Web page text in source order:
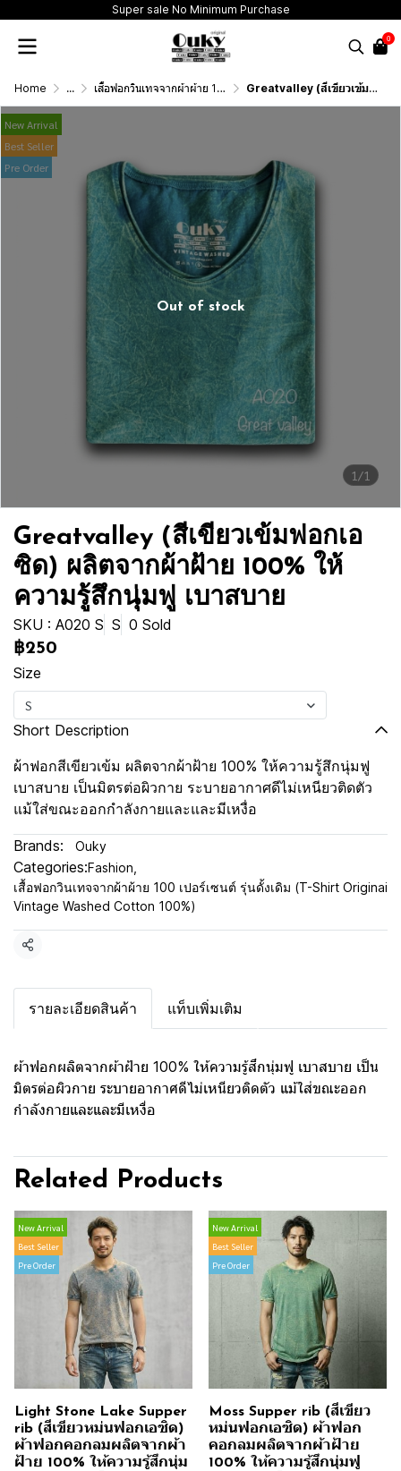
Super sale No Minimum Purchase
0
Home ... เสื้อฟอกวินเทจจากผ้าผ้าย 100 เปอร์เซนต์ รุ่นดั้งเดิม (T-Shirt Originai Vintage Washed Cotton 100%) Greatvalley (สีเขียวเข้มฟอกเอซิด) ผลิตจากผ้าฝ้าย 100% ให้ความรู้สึกนุ่มฟู เบาสบาย
1/1
New Arrival
Best Seller
Pre Order
Out of stock
Greatvalley (สีเขียวเข้มฟอกเอ
ซิด) ผลิตจากผ้าฝ้าย 100% ให้
ความรู้สึกนุ่มฟู เบาสบาย
SKU : A020 S S 0 Sold
฿250
Size
S
Short Description
ผ้าฟอกสีเขียวเข้ม ผลิตจากผ้าฝ้าย 100% ให้ความรู้สึกนุ่มฟู
เบาสบาย เป็นมิตรต่อผิวกาย ระบายอากาศดีไม่เหนียวติดตัว
แม้ใส่ขณะออกกำลังกายและและมีเหงื่อ
Brands: Ouky
Categories:Fashion
เสื้อฟอกวินเทจจากผ้าผ้าย 100 เปอร์เซนต์ รุ่นดั้งเดิม (T-Shirt Originai
Vintage Washed Cotton 100%)
Share
รายละเอียดสินค้า แท็บเพิ่มเติม
ผ้าฟอกผลิตจากผ้าฝ้าย 100% ให้ความรู้สึกนุ่มฟู เบาสบาย เป็น
มิตรต่อผิวกาย ระบายอากาศดีไม่เหนียวติดตัว แม้ใส่ขณะออก
กำลังกายและและมีเหงื่อ
Related Products
New Arrival
Best Seller
Pre Order
Light Stone Lake Supper
rib (สีเขียวหม่นฟอกเอซิด)
ผ้าฟอกคอกลมผลิตจากผ้า
ฝ้าย 100% ให้ความรู้สึกนุ่ม
New Arrival
Best Seller
Pre Order
Moss Supper rib (สีเขียว
หม่นฟอกเอซิด) ผ้าฟอก
คอกลมผลิตจากผ้าฝ้าย
100% ให้ความรู้สึกนุ่มฟู